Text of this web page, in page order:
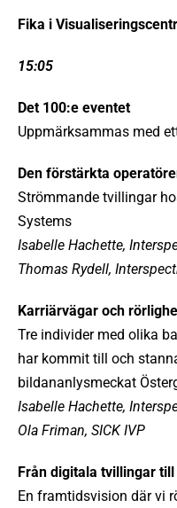
Fika i
15:05
Det 100:e eventet
Uppmärksammas med
Den förstärkta
Strömmande tvillingar
Systems
Isabelle Hachette,
Thomas Rydell,
Karriärvägar och
Tre individer med olika
har kommit till och
bildananlysmeckat
Isabelle Hachette,
Ola Friman, SICK IVP
Från digitala tvillingar till
En framtidsvision där vi